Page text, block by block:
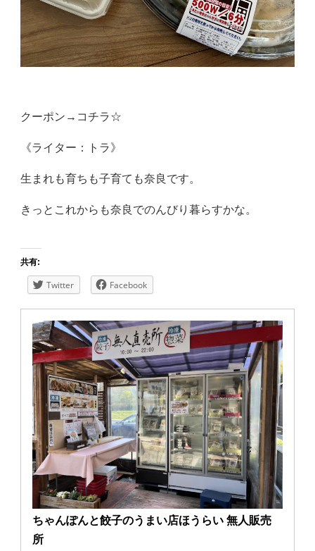
クーポン→ コチラ☆
《ライター：トラ》
生まれも育ちも子育ても奈良です。
きっとこれからも奈良でのんびり暮らすかな。
共有:
Twitter Facebook
ちゃんぽんと餃子のうまい店ほうらい 無人販売
所